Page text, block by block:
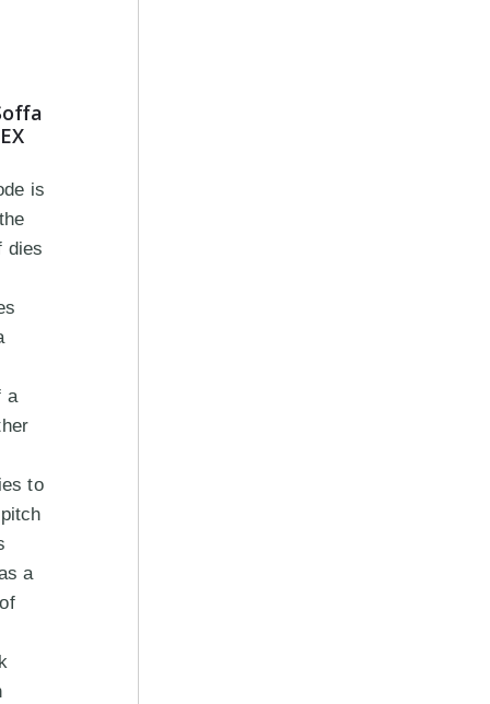
is
dies
a
to
a